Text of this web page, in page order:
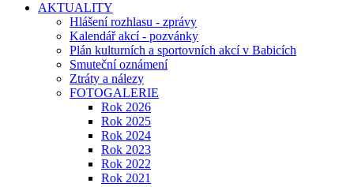
AKTUALITY
Hlášení rozhlasu - zprávy
Kalendář akcí - pozvánky
Plán kulturních a sportovních akcí v Babicích
Smuteční oznámení
Ztráty a nálezy
FOTOGALERIE
Rok 2026
Rok 2025
Rok 2024
Rok 2023
Rok 2022
Rok 2021